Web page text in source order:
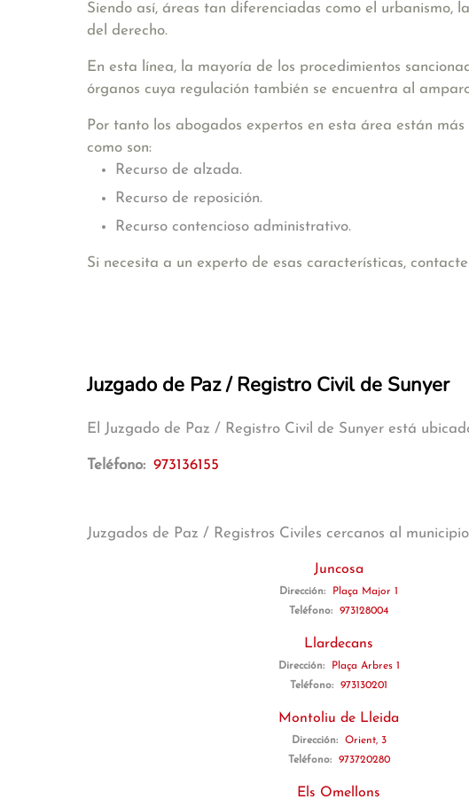
Siendo así, áreas tan diferenciadas como el urbanismo,
del derecho.
En esta línea, la mayoría de los procedimientos
órganos cuya regulación también se encuentra al
Por tanto los abogados expertos en esta área están
como son:
Recurso de alzada.
Recurso de reposición.
Recurso contencioso administrativo.
Si necesita a un experto de esas características,
Juzgado de Paz / Registro Civil de Sunyer
El Juzgado de Paz / Registro Civil de Sunyer está
Teléfono: 973136155
Juzgados de Paz / Registros Civiles cercanos al
Juncosa
Dirección:
Plaça Major 1
Teléfono:
973128004
Llardecans
Dirección:
Plaça Arbres 1
Teléfono:
973130201
Montoliu de Lleida
Dirección:
Orient, 3
Teléfono:
973720280
Els Omellons